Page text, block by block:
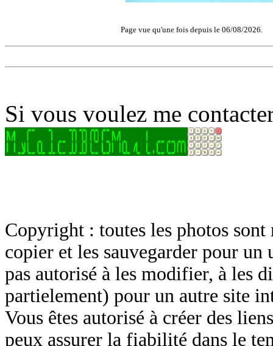
Page vue qu'une fois depuis le 06/08/2026.
Si vous voulez me
Copyright : toutes les photos sont
copier et les sauvegarder pour un
pas autorisé à les modifier, à les
partielement) pour un autre site
Vous êtes autorisé à créer des
peux assurer la fiabilité dans le